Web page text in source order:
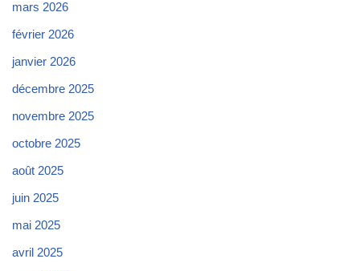
mars 2026
février 2026
janvier 2026
décembre 2025
novembre 2025
octobre 2025
août 2025
juin 2025
mai 2025
avril 2025